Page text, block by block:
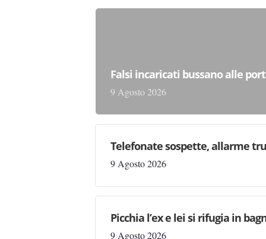
Falsi incaricati bussano alle
9 Agosto 2026
Telefonate sospette, allarme
9 Agosto 2026
Picchia l’ex e lei si rifugia in
9 Agosto 2026